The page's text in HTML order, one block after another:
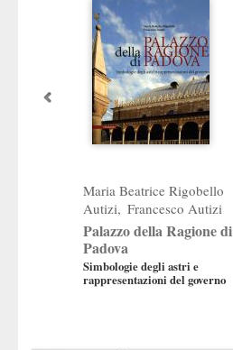
Maria Beatrice Rigobello
Autizi Francesco Autizi
Palazzo della Ragione di
Padova
Simbologie degli astri e
rappresentazioni del governo